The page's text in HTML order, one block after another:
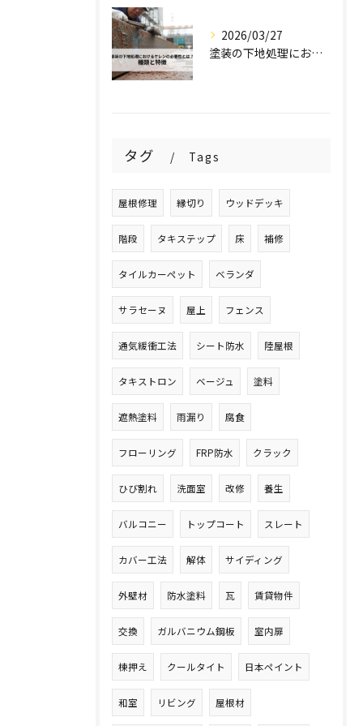
2026/03/27
塗装の下地処理におけるケレンの必要性とは？種類と特徴を解説！
タグ Tags
屋根修理 縁切り ウッドデッキ
階段 タキステップ 床 補修
タイルカーペット ベランダ
サラセーヌ 屋上 フェンス
通気緩衝工法 シート防水 陸屋根
タキストロン ベージュ 塗料
遮熱塗料 雨漏り 腐食
フローリング FRP防水 クラック
ひび割れ 洗面室 改修 養生
バルコニー トップコート スレート
カバー工法 解体 サイディング
外壁材 防水塗料 瓦 賃貸物件
交換 ガルバニウム鋼板 室内扉
棟押え クールタイト 日本ペイント
和室 リビング 屋根材